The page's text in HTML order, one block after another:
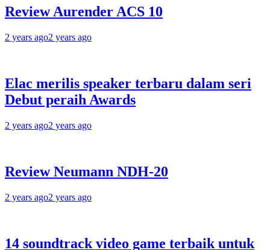
Review Aurender ACS 10
2 years ago2 years ago
Elac merilis speaker terbaru dalam seri
Debut peraih Awards
2 years ago2 years ago
Review Neumann NDH-20
2 years ago2 years ago
14 soundtrack video game terbaik untuk